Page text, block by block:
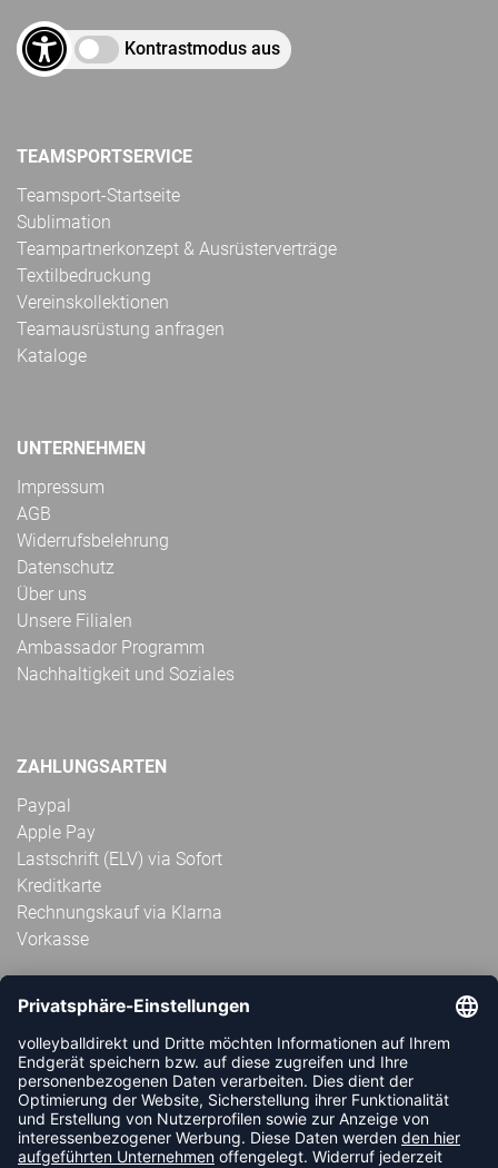
Kontrastmodus aus
TEAMSPORTSERVICE
Teamsport-Startseite
Sublimation
Teampartnerkonzept & Ausrüsterverträge
Textilbedruckung
Vereinskollektionen
Teamausrüstung anfragen
Kataloge
UNTERNEHMEN
Impressum
AGB
Widerrufsbelehrung
Datenschutz
Über uns
Unsere Filialen
Ambassador Programm
Nachhaltigkeit und Soziales
ZAHLUNGSARTEN
Paypal
Apple Pay
Lastschrift (ELV) via Sofort
Kreditkarte
Rechnungskauf via Klarna
Vorkasse
ABONNIERE JETZT DEN KOSTENLOSEN
VOLLEYBALLDIREKT-NEWSLETTER UND VERPASSE KEINE
NEUIGKEIT ODER AKTION MEHR.
JETZT ANMELDEN